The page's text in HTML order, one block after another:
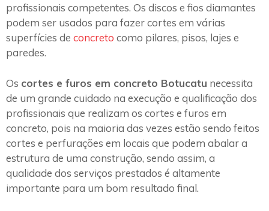
profissionais competentes. Os discos e fios diamantes
podem ser usados para fazer cortes em várias
superfícies de concreto como pilares, pisos, lajes e
paredes.
Os cortes e furos em concreto Botucatu necessita
de um grande cuidado na execução e qualificação dos
profissionais que realizam os cortes e furos em
concreto, pois na maioria das vezes estão sendo feitos
cortes e perfurações em locais que podem abalar a
estrutura de uma construção, sendo assim, a
qualidade dos serviços prestados é altamente
importante para um bom resultado final.